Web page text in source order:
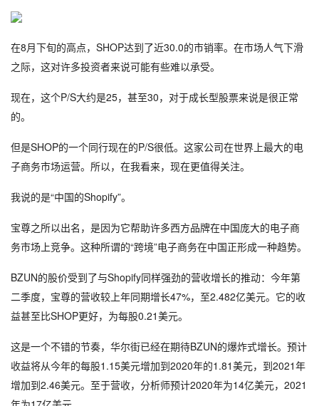
在8月下旬的高点，SHOP达到了近30.0的市销率。 在市场人气下滑
之际，这对许多投资者来说可能有些难以承受。
现在，这个P/S大约是25，甚至30，对于成长型股票来说是很正常
的。
但是SHOP的一个同行现在的P/S很低。 这家公司在世界上最大的电
子商务市场运营。 所以，在我看来，现在更值得关注。
我说的是“中国的Shopify”。
宝尊之所以出名，是因为它帮助许多西方品牌在中国庞大的电子商
务市场上竞争。 这种所谓的“跨境”电子商务在中国正形成一种趋势。
BZUN的股价受到了与Shopify同样强劲的营收增长的推动： 今年第
二季度，宝尊的营收较上年同期增长47%，至2.482亿美元。 它的收
益甚至比SHOP更好，为每股0.21美元。
这是一个不错的节奏，华尔街已经在期待BZUN的爆炸式增长。 预计
收益将从今年的每股1.15美元增加到2020年的1.81美元，到2021年
增加到2.46美元。 至于营收，分析师预计2020年为14亿美元，2021